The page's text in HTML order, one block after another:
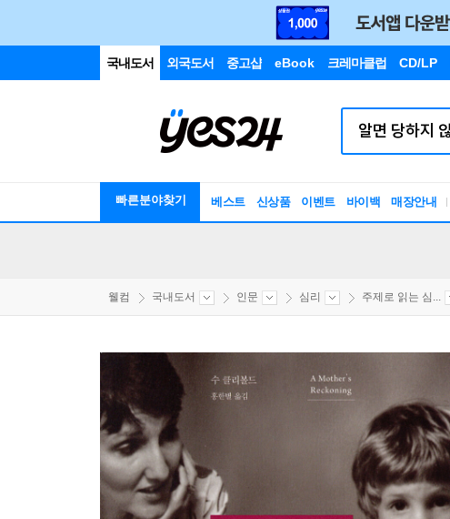
국내도서 외국도서 중고샵 eBook 크레마클럽 CD/LP
빠른분야찾기 베스트 신상품 이벤트 바이백 매장안내
웰컴 국내도서 인문 심리 주제로 읽는 심...